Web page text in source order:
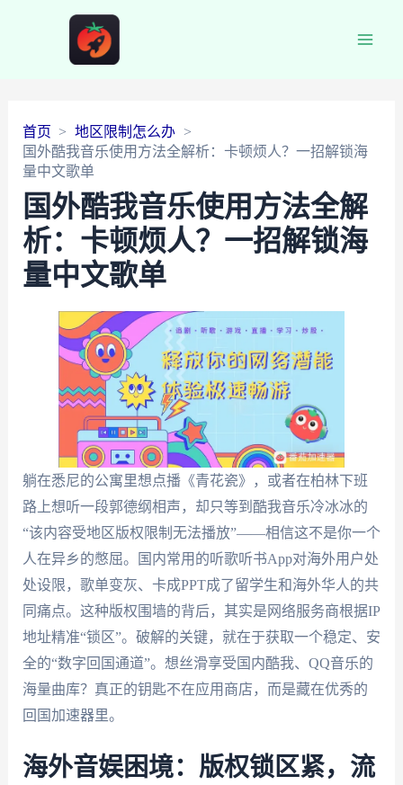
首页
地区限制怎么办
国外酷我音乐使用方法全解析：卡顿烦人？一招解锁海
量中文歌单
国外酷我音乐使用方法全解
析：卡顿烦人？一招解锁海
量中文歌单
躺在悉尼的公寓里想点播《青花瓷》，或者在柏林下班
路上想听一段郭德纲相声，却只等到酷我音乐冷冰冰的
“该内容受地区版权限制无法播放”——相信这不是你一个
人在异乡的憋屈。国内常用的听歌听书App对海外用户处
处设限，歌单变灰、卡成PPT成了留学生和海外华人的共
同痛点。这种版权围墙的背后，其实是网络服务商根据IP
地址精准“锁区”。破解的关键，就在于获取一个稳定、安
全的“数字回国通道”。想丝滑享受国内酷我、QQ音乐的
海量曲库？真正的钥匙不在应用商店，而是藏在优秀的
回国加速器里。
海外音娱困境：版权锁区紧，流